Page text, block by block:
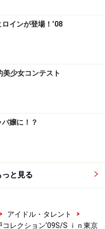
インが登場！’08
少女コンテスト
嬢に！？
と見る
> アイドル・タレント
>
コレクション’09S/S ｉｎ東京